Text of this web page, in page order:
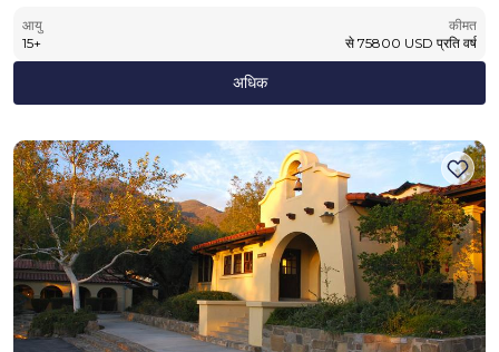
आयु
15+
कीमत
से 75800 USD प्रति वर्ष
अधिक